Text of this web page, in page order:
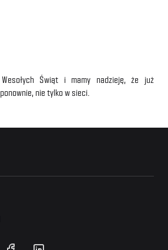
Świąt i mamy nadzieję, że już
nie tylko w sieci.